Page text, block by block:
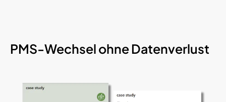
PMS-Wechsel ohne Datenverlust